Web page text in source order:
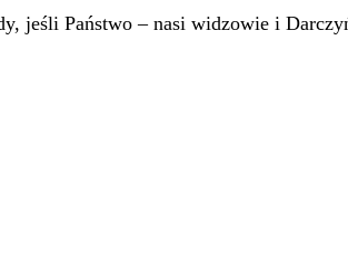
jeśli Państwo – nasi widzowie i